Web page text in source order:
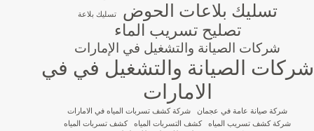
تسليك بلاعات الحوض
تسليك بلاعة
تصليح تسريب الماء
شركات الصيانة والتشغيل في الإمارات
شركات الصيانة والتشغيل في في
الامارات
شركة صيانة عامة في عجمان
شركة كشف تسربات المياه في الامارات
شركة كشف تسريب المياه
كشف التسربات المياه كشف تسربات المياه